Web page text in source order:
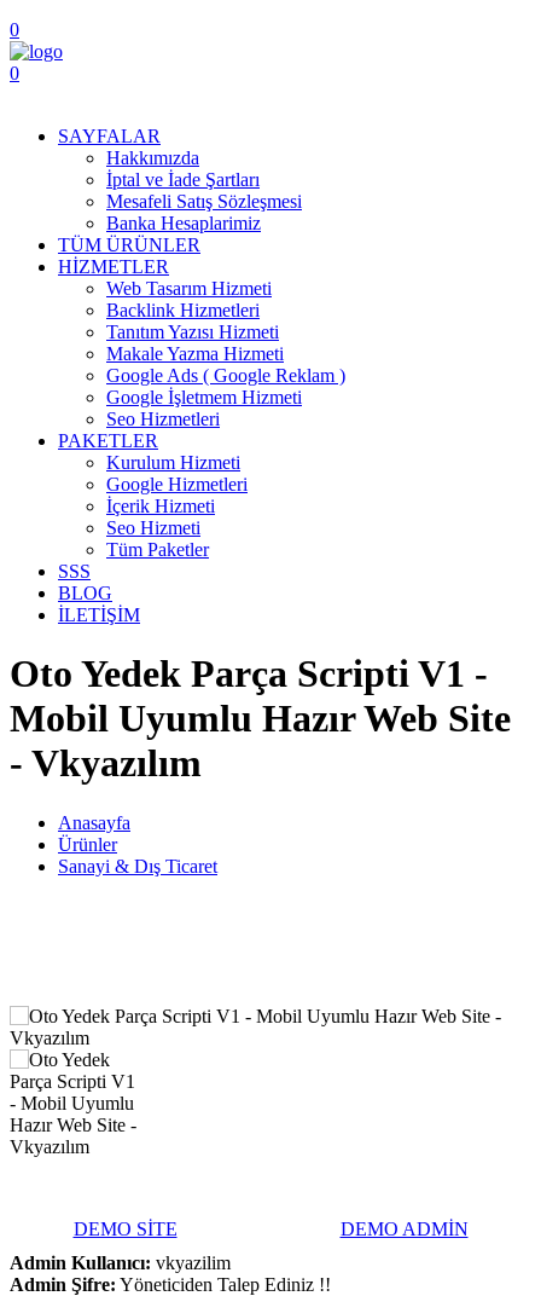
0
0
SAYFALAR
Hakkımızda
İptal ve İade Şartları
Mesafeli Satış Sözleşmesi
Banka Hesaplarimiz
TÜM ÜRÜNLER
HİZMETLER
Web Tasarım Hizmeti
Backlink Hizmetleri
Tanıtım Yazısı Hizmeti
Makale Yazma Hizmeti
Google Ads ( Google Reklam )
Google İşletmem Hizmeti
Seo Hizmetleri
PAKETLER
Kurulum Hizmeti
Google Hizmetleri
İçerik Hizmeti
Seo Hizmeti
Tüm Paketler
SSS
BLOG
İLETİŞİM
Oto Yedek Parça Scripti V1 -
Mobil Uyumlu Hazır Web Site
- Vkyazılım
Anasayfa
Ürünler
Sanayi & Dış Ticaret
DEMO SİTE
DEMO ADMİN
Admin Kullanıcı: vkyazilim
Admin Şifre: Yöneticiden Talep Ediniz !!